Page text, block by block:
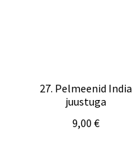
27. Pelmeenid India
juustuga
9,00 €